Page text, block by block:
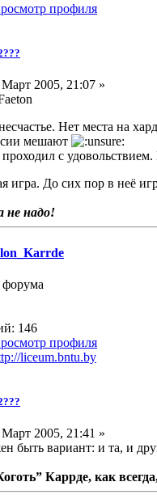
Март 2005, 21:07 »
Нет места на
мешают
с
игра. До сих пор в неё
не надо!
146
Март 2005, 21:41 »
быть вариант: и та, и
Каррде, как